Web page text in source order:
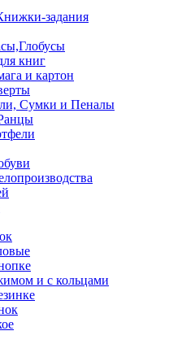
задания
книг
и картон
Сумки и Пеналы
и с кольцами